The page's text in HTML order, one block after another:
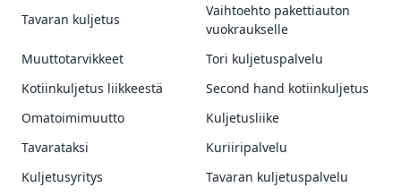
Tavaran kuljetus
Vaihtoehto pakettiauton
vuokraukselle
Muuttotarvikkeet
Tori kuljetuspalvelu
Kotiinkuljetus liikkeestä
Second hand kotiinkuljetus
Omatoimimuutto
Kuljetusliike
Tavarataksi
Kuriiripalvelu
Kuljetusyritys
Tavaran kuljetuspalvelu